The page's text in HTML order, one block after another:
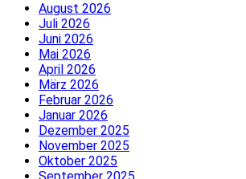
August 2026
Juli 2026
Juni 2026
Mai 2026
April 2026
März 2026
Februar 2026
Januar 2026
Dezember 2025
November 2025
Oktober 2025